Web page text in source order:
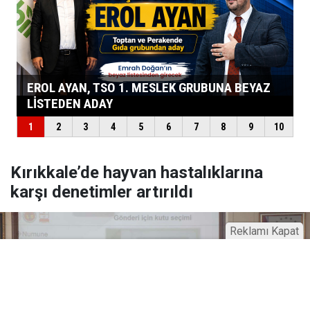
Kırıkkale’de hayvan hastalıklarına
karşı denetimler artırıldı
Reklamı Kapat